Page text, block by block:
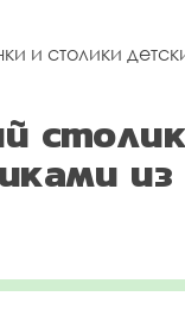
и столики
из